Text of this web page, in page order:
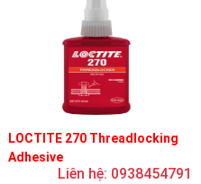
LOCTITE 270 Threadlocking
Adhesive
Liên hệ: 0938454791